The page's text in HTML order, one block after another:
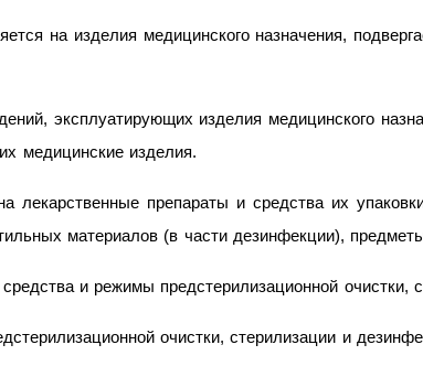
на изделия медицинского назначения,
эксплуатирующих изделия медицинского
медицинские изделия.
лекарственные препараты и средства их
материалов (в части дезинфекции),
и режимы предстерилизационной очистки,
очистки, стерилизации и